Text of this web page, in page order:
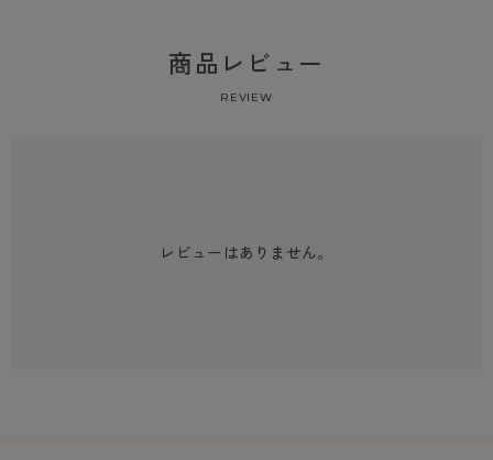
商品レビュー
REVIEW
レビューはありません。